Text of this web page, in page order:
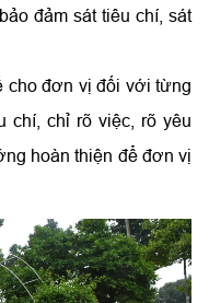
đảm sát tiêu chí, sát
cho đơn vị đối với từng
chí, chỉ rõ việc, rõ yêu
hoàn thiện để đơn vị